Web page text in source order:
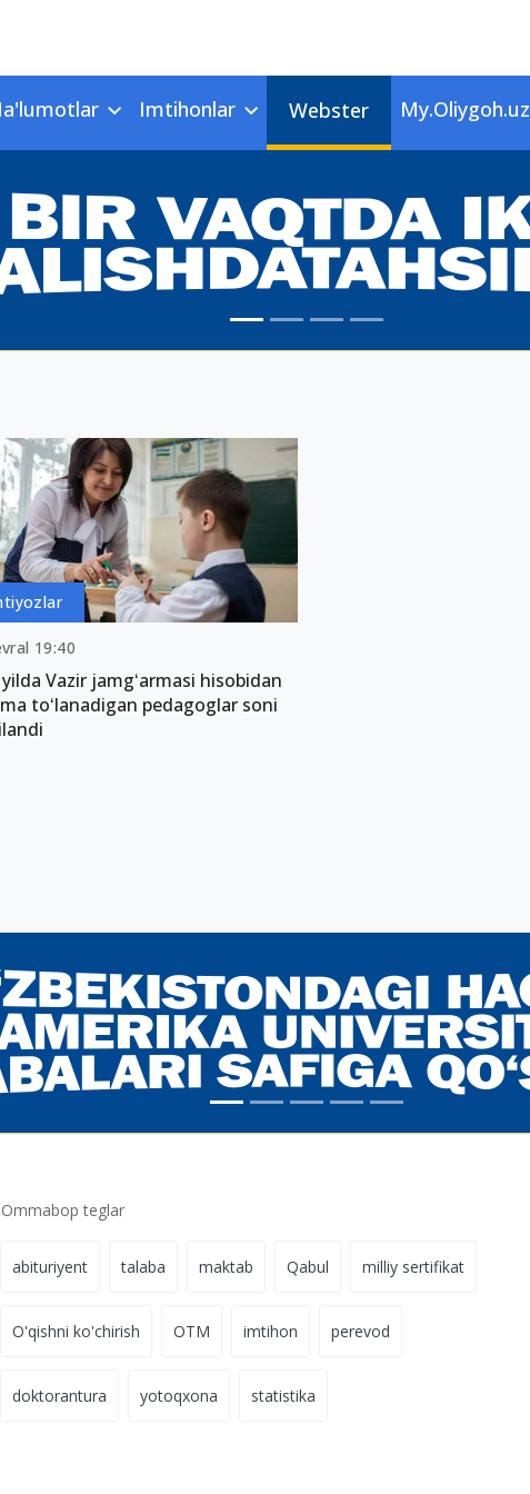
Imtihonlar Webster My.Oliygoh.uz
19:40
yilda Vazir jamgʻarmasi hisobidan
toʻlanadigan pedagoglar soni
Ommabop teglar
abituriyent talaba maktab Qabul milliy sertifikat
O'qishni ko'chirish OTM imtihon perevod
doktorantura yotoqxona statistika